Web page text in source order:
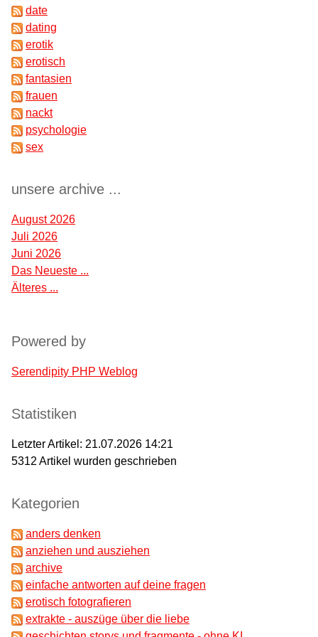
date
dating
erotik
erotisch
fantasien
frauen
nackt
psychologie
sex
unsere archive ...
August 2026
Juli 2026
Juni 2026
Das Neueste ...
Älteres ...
Powered by
Serendipity PHP Weblog
Statistiken
Letzter Artikel: 21.07.2026 14:21
5312 Artikel wurden geschrieben
Kategorien
anders denken
anziehen und ausziehen
archive
einfache antworten auf deine fragen
erotisch fotografieren
extrakte - auszüge über die liebe